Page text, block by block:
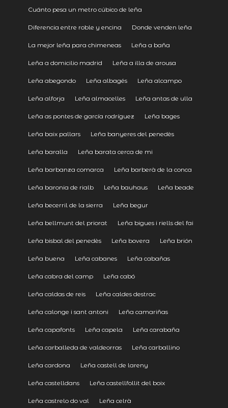
Cuánto pesa un metro cúbico de leña
Diferencia entre roble y encina Donde venden leña
La mejor leña para chimeneas Leña a baña
Leña a domicilio madrid Leña a illa de arousa
Leña abegondo Leña albagés Leña alcampo
Leña alforja Leña almacelles Leña antas de ulla
Leña as pontes de garcía rodríguez Leña bages
Leña baix pallars Leña banyeres del penedès
Leña baralla Leña barata cerca de mi
Leña barbanza comarca Leña barberà de la conca
Leña baronia de rialb Leña bauhaus Leña beade
Leña becerril de la sierra Leña begur
Leña bellmunt del priorat Leña bigues i riells del fai
Leña bisbal del penedès Leña bovera Leña brión
Leña buena Leña cabanes Leña cabañas
Leña cabra del camp Leña cabó
Leña caldas de reis Leña caldes destrac
Leña calonge i sant antoni Leña camariñas
Leña capafonts Leña capela Leña carabaña
Leña carballeda de valdeorras Leña carballino
Leña cardona Leña castell de lareny
Leña castelldans Leña castellfollit del boix
Leña castrelo do val Leña celrà